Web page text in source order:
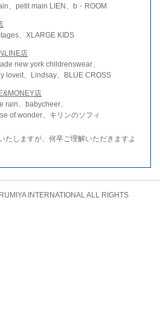
、petit main LIEN、b・ROOM
、XLARGE KIDS
店
new york childrenswear、
loveit、Lindsay、BLUE CROSS
店
rain、babycheer、
of wonder、キリンのソフィ
たしますが、何卒ご理解いただきますよ